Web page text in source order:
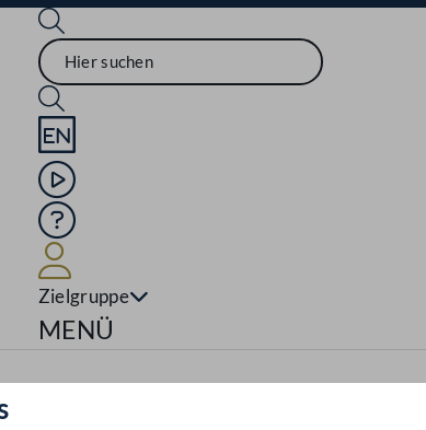
Sprache English
Mediathek
Hilfe
Zielgruppe
Navigationsmenü öffnen
MENÜ